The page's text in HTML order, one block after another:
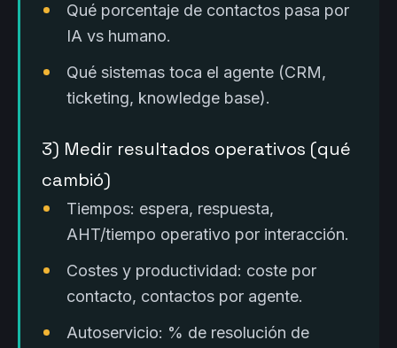
Qué porcentaje de contactos pasa por
IA vs humano.
Qué sistemas toca el agente (CRM,
ticketing, knowledge base).
3) Medir resultados operativos (qué
cambió)
Tiempos: espera, respuesta,
AHT/tiempo operativo por interacción.
Costes y productividad: coste por
contacto, contactos por agente.
Autoservicio: % de resolución de